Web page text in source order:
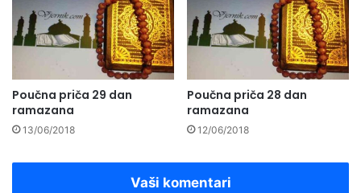
Poučna priča 29 dan
ramazana
13/06/2018
Poučna priča 28 dan
ramazana
12/06/2018
Vaši komentari